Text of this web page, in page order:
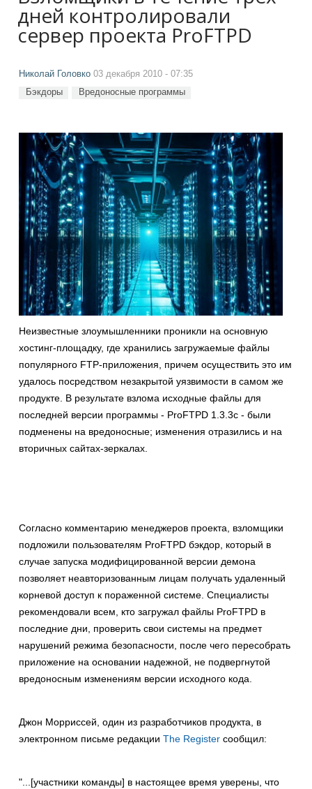
дней контролировали
сервер проекта ProFTPD
Николай Головко 03 декабря 2010 - 07:35
Бэкдоры Вредоносные программы
Неизвестные злоумышленники проникли на основную
хостинг-площадку, где хранились загружаемые файлы
популярного FTP-приложения, причем осуществить это им
удалось посредством незакрытой уязвимости в самом же
продукте. В результате взлома исходные файлы для
последней версии программы - ProFTPD 1.3.3c - были
подменены на вредоносные; изменения отразились и на
вторичных сайтах-зеркалах.
Согласно комментарию менеджеров проекта, взломщики
подложили пользователям ProFTPD бэкдор, который в
случае запуска модифицированной версии демона
позволяет неавторизованным лицам получать удаленный
корневой доступ к пораженной системе. Специалисты
рекомендовали всем, кто загружал файлы ProFTPD в
последние дни, проверить свои системы на предмет
нарушений режима безопасности, после чего пересобрать
приложение на основании надежной, не подвергнутой
вредоносным изменениям версии исходного кода.
Джон Морриссей, один из разработчиков продукта, в
электронном письме редакции The Register сообщил:
"...[участники команды] в настоящее время уверены, что